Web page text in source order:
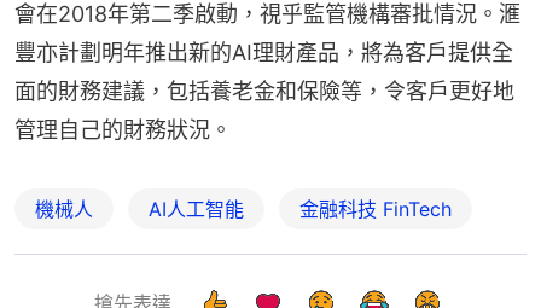
會在2018年第二季啟動，視乎監管機構審批情況。滙
豐亦計劃明年推出新的AI理財產品，將為客戶提供全
面的財務建議，包括養老金和保險等，令客戶更好地
管理自己的財務狀況。
機械人 AI人工智能 金融科技 FinTech